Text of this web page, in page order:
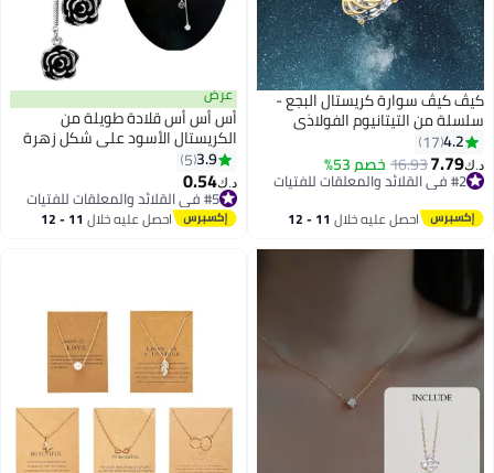
كيڤ كيڤ سوارة كريستال البجع -
سلسلة من التيتانيوم الفولاذي
المطلي بالذهب عيار 18 قيراطاً،
هدية عيد الحب وعيد الميلاد،
مناسبة للنساء والفتيات
4.2
17
د.ك‏7.79
16.93خصم 53%
#2 في القلائد والمعلقات للفتيات
احصل عليه خلال 11 - 12
عرض
أس أس أس قلادة طويلة من
الكريستال الأسود على شكل زهرة
وردة للنساء والفتيات
3.9
5
د.ك‏0.54
#5 في القلائد والمعلقات للفتيات
#5 في القلائد والمعلقات للفتيات احصل عليه خلال 11 - 12